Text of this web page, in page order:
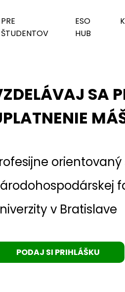
PRE
ŠTUDENTOV
ESO
HUB
SA
v Bratislave
PODAJ SI PRIHLÁŠKU